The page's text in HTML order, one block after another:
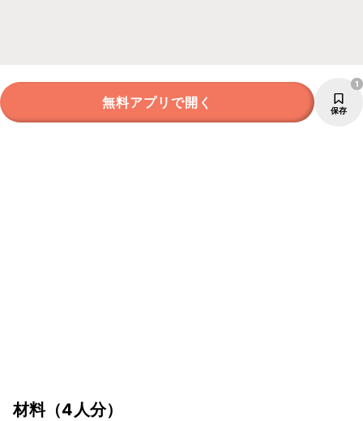
無料アプリで開く 保存
1
材料（4人分）